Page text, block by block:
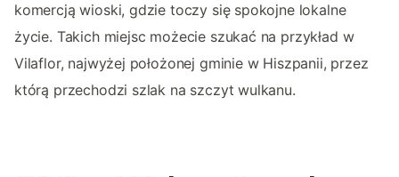
komercją wioski, gdzie toczy się spokojne lokalne
życie. Takich miejsc możecie szukać na przykład w
Vilaflor, najwyżej położonej gminie w Hiszpanii, przez
którą przechodzi szlak na szczyt wulkanu.